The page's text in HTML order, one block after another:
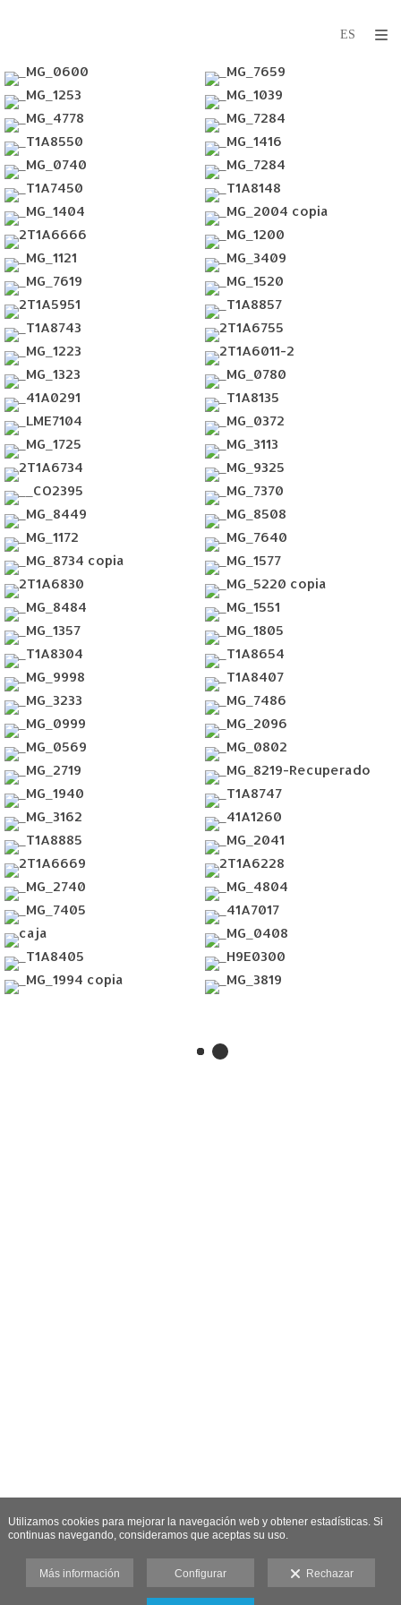
Utilizamos cookies para mejorar la navegación web y obtener estadísticas. Si
continuas navegando, consideramos que aceptas su uso.
Más información Configurar Rechazar